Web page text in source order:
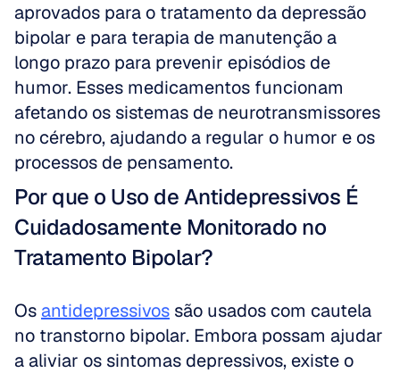
aprovados para o tratamento da depressão
bipolar e para terapia de manutenção a
longo prazo para prevenir episódios de
humor. Esses medicamentos funcionam
afetando os sistemas de neurotransmissores
no cérebro, ajudando a regular o humor e os
processos de pensamento.
Por que o Uso de Antidepressivos É
Cuidadosamente Monitorado no
Tratamento Bipolar?
Os antidepressivos são usados com cautela
no transtorno bipolar. Embora possam ajudar
a aliviar os sintomas depressivos, existe o